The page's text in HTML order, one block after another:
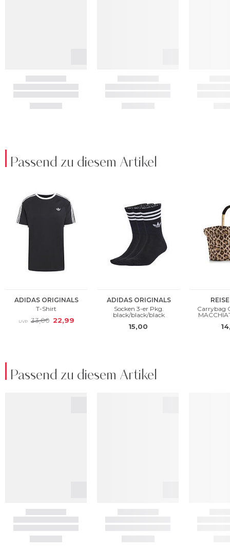
Passend zu diesem Artikel
Passend zu diesem Artikel